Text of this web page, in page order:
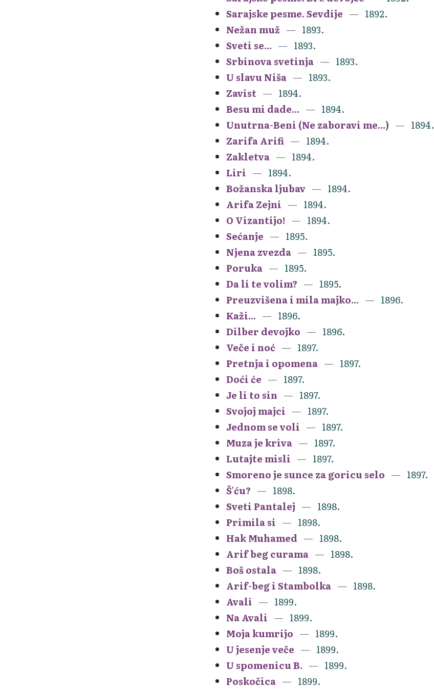
Sarajske pesme. Sevdije
1892.
Nežan muž
1893.
Sveti se...
1893.
Srbinova svetinja
1893.
U slavu Niša
1893.
Zavist
1894.
Besu mi dade...
1894.
Unutrna-Beni (Ne zaboravi me...)
1894.
Zarifa Arifi
1894.
Zakletva
1894.
Liri
1894.
Božanska ljubav
1894.
Arifa Zejni
1894.
O Vizantijo!
1894.
Sećanje
1895.
Njena zvezda
1895.
Poruka
1895.
Da li te volim?
1895.
Preuzvišena i mila majko...
1896.
Kaži...
1896.
Dilber devojko
1896.
Veče i noć
1897.
Pretnja i opomena
1897.
Doći će
1897.
Je li to sin
1897.
Svojoj majci
1897.
Jednom se voli
1897.
Muza je kriva
1897.
Lutajte misli
1897.
Smoreno je sunce za goricu selo
1897.
Š'ću?
1898.
Sveti Pantalej
1898.
Primila si
1898.
Hak Muhamed
1898.
Arif beg curama
1898.
Boš ostala
1898.
Arif-beg i Stambolka
1898.
Avali
1899.
Na Avali
1899.
Moja kumrijo
1899.
U jesenje veče
1899.
U spomenicu B.
1899.
Poskočica
1899.